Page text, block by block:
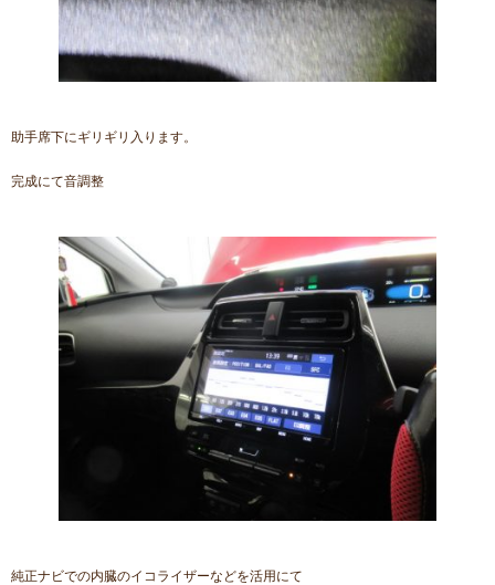
助手席下にギリギリ入ります。
完成にて音調整
純正ナビでの内臓のイコライザーなどを活用にて